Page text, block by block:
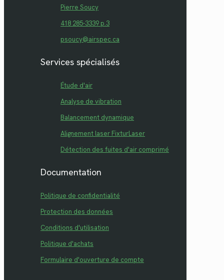
Pierre Soucy
418 285-3339 p.3
psoucy@airspec.ca
Services spécialisés
Étude d'air
Analyse de vibration
Balancement dynamique
Alignement laser FixturLaser
Détection des fuites d'air comprimé
Documentation
Politique de confidentialité
Protection des données
Conditions d'utilisation
Politique d'achats
Formulaire d'ouverture de compte